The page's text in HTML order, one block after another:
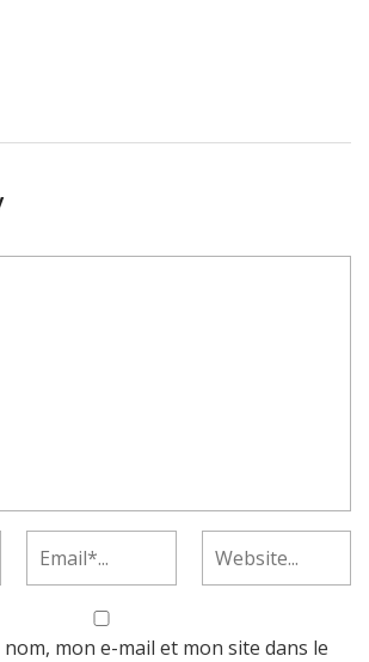
mon e-mail et mon site dans le